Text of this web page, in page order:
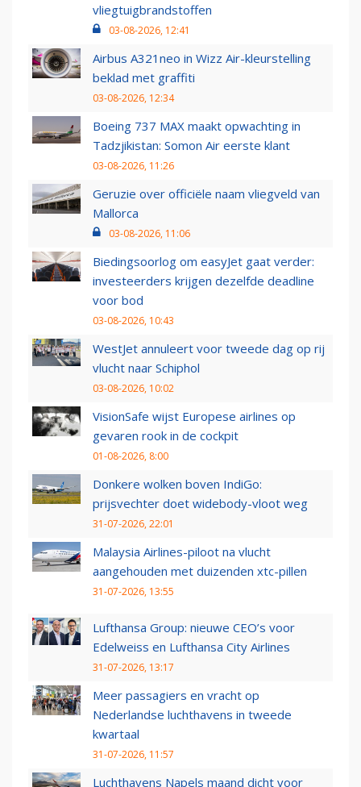
vliegtuigbrandstoffen
03-08-2026, 12:41
Airbus A321neo in Wizz Air-kleurstelling
beklad met graffiti
03-08-2026, 12:34
Boeing 737 MAX maakt opwachting in
Tadzjikistan: Somon Air eerste klant
03-08-2026, 11:26
Geruzie over officiële naam vliegveld van
Mallorca
03-08-2026, 11:06
Biedingsoorlog om easyJet gaat verder:
investeerders krijgen dezelfde deadline
voor bod
03-08-2026, 10:43
WestJet annuleert voor tweede dag op rij
vlucht naar Schiphol
03-08-2026, 10:02
VisionSafe wijst Europese airlines op
gevaren rook in de cockpit
01-08-2026, 8:00
Donkere wolken boven IndiGo:
prijsvechter doet widebody-vloot weg
31-07-2026, 22:01
Malaysia Airlines-piloot na vlucht
aangehouden met duizenden xtc-pillen
31-07-2026, 13:55
Lufthansa Group: nieuwe CEO’s voor
Edelweiss en Lufthansa City Airlines
31-07-2026, 13:17
Meer passagiers en vracht op
Nederlandse luchthavens in tweede
kwartaal
31-07-2026, 11:57
Luchthavens Napels maand dicht voor